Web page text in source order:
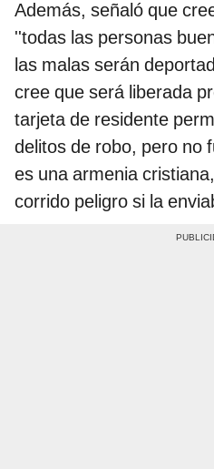
Además, señaló que
''todas las personas
las malas serán
cree que será liberada
tarjeta de residente
delitos de robo, pero no
es una armenia
corrido peligro si la